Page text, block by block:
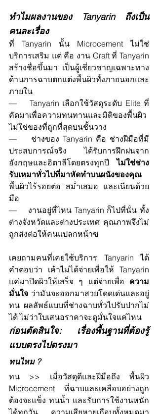
ทำไมผลงานของ Tanyarin ถึงเป็น
คนละเรื่อง
ที่ Tanyarin นั้น Microcement ไม่ใช่
บริการเสริม แต่ คือ งาน Craft ที่ Tanyarin
สร้างชื่อขึ้นมา เป็นผู้เชี่ยวชาญเฉพาะทาง
ด้านการฉาบตกแต่งพื้นผิวทั้งภายนอกและ
ภายใน
—    Tanyarin เลือกใช้วัสดุระดับ Elite ที่
คัดมาเพื่อความทนทานและมิติของพื้นผิว
ไม่ใช่ของที่ถูกที่สุดบนชั้นวาง
—    ช่างของ Tanyarin คือ ช่างฝีมือที่มี
ประสบการณ์จริง ได้รับการฝึกฝนจาก
อังกฤษและอิตาลีโดยตรงทุกปี ไม่ใช่ช่าง
พื้นผิวไร้รอยต่อ สม่ำเสมอ และเนียนด้วย
มือ
—    งานอยู่ที่ไหน Tanyarin ก็ไปที่นั่น ทั้ง
ต่างจังหวัดและต่างประเทศ คุณภาพจึงไม่
ถูกส่งต่อให้คนแปลกหน้าฃ
เคยถามคนที่เคยใช้บริการ Tanyarin ได้
คำตอบว่า เค้าไม่ได้จ่ายเพื่อให้ Tanyarin
แค่มาปิดผิวให้เสร็จ ๆ แต่จ่ายเพื่อ ความ
มั่นใจ ว่ามันจะออกมาสวยโดดเด่นและอยู่
ทน ผลลัพธ์แบบที่ช่างฉาบทั่วไปรับปากไม่
ได้ ไม่ว่าใบเสนอราคาจะดูมั่นใจแค่ไหน
ก่อนตัดสินใจ: เรื่องพื้นฐานที่ต้องรู้
แบบตรงไปตรงมา
ทนไหม ?
ทน >> เมื่อวัสดุดีและฝีมือถึง พื้นผิว
Microcement ที่ฉาบและเคลือบอย่างถูก
ต้องจะแข็ง ทนน้ำ และรับการใช้งานหนัก
ได้ทุกวัน ความเสียหายเกือบทั้งหมดมา